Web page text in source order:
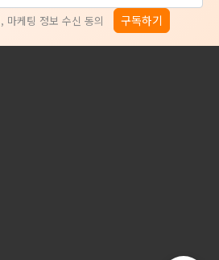
, 마케팅 정보 수신 동의 구독하기